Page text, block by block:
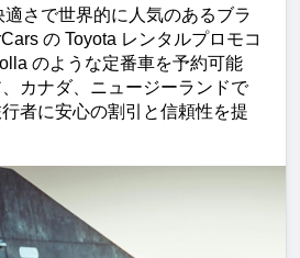
さで世界的に人気のあるブラ
の Toyota レンタルプロモコ
のような定番車を予約可能
カナダ、ニュージーランドで
者に安心の割引と信頼性を提